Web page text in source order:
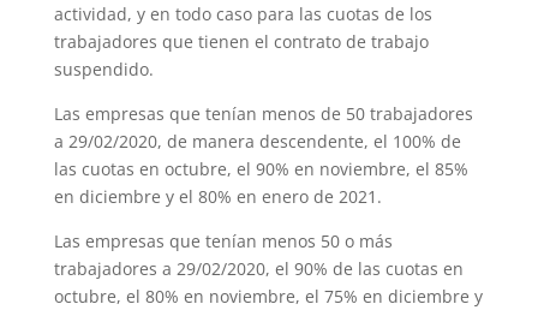
actividad, y en todo caso para las cuotas de los
trabajadores que tienen el contrato de trabajo
suspendido.
Las empresas que tenían menos de 50 trabajadores
a 29/02/2020, de manera descendente, el 100% de
las cuotas en octubre, el 90% en noviembre, el 85%
en diciembre y el 80% en enero de 2021.
Las empresas que tenían menos 50 o más
trabajadores a 29/02/2020, el 90% de las cuotas en
octubre, el 80% en noviembre, el 75% en diciembre y